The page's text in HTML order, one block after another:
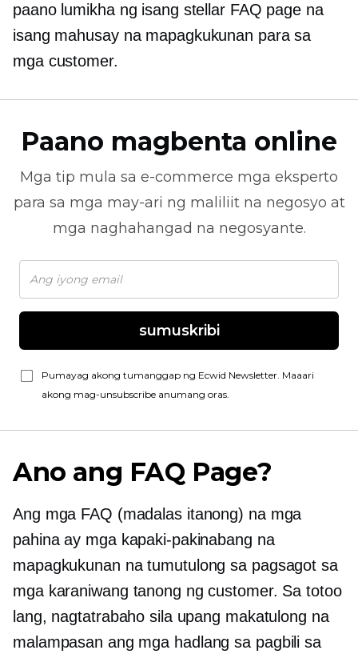
paano lumikha ng isang stellar FAQ page na
isang mahusay na mapagkukunan para sa
mga customer.
Paano magbenta online
Mga tip mula sa e-commerce mga eksperto
para sa mga may-ari ng maliliit na negosyo at
mga naghahangad na negosyante.
sumuskribi
Pumayag akong tumanggap ng Ecwid Newsletter. Maaari
akong mag-unsubscribe anumang oras.
Ano ang FAQ Page?
Ang mga FAQ (madalas itanong) na mga
pahina ay mga kapaki-pakinabang na
mapagkukunan na tumutulong sa pagsagot sa
mga karaniwang tanong ng customer. Sa totoo
lang, nagtatrabaho sila upang makatulong na
malampasan ang mga hadlang sa pagbili sa